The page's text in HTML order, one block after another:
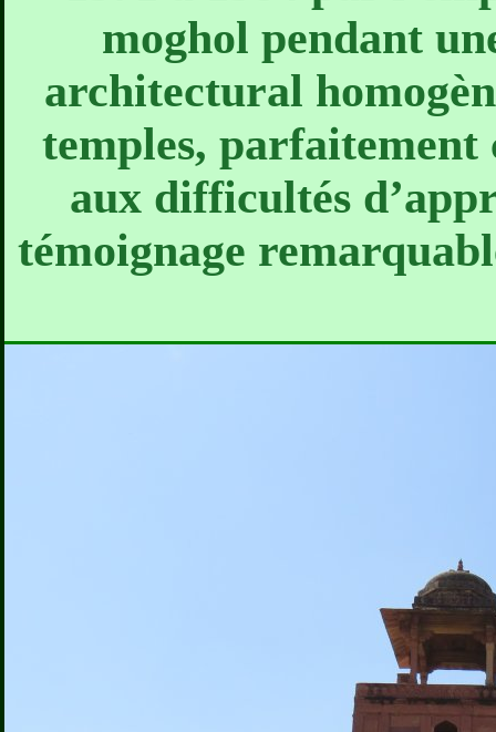
moghol pendant
architectural
temples, parfaitement
aux difficultés
témoignage